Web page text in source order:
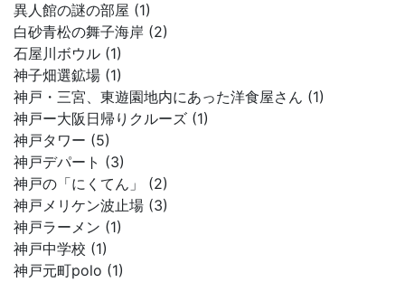
異人館の謎の部屋 (1)
白砂青松の舞子海岸 (2)
石屋川ボウル (1)
神子畑選鉱場 (1)
神戸・三宮、東遊園地内にあった洋食屋さん (1)
神戸ー大阪日帰りクルーズ (1)
神戸タワー (5)
神戸デパート (3)
神戸の「にくてん」 (2)
神戸メリケン波止場 (3)
神戸ラーメン (1)
神戸中学校 (1)
神戸元町polo (1)